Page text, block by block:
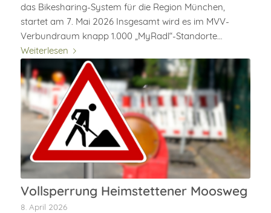
das Bikesharing-System für die Region München,
startet am 7. Mai 2026 Insgesamt wird es im MVV-
Verbundraum knapp 1.000 „MyRadl“-Standorte…
Weiterlesen
Vollsperrung Heimstettener Moosweg
8. April 2026